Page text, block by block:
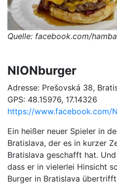
Quelle: facebook.com/
NIONburger
Adresse: Prešovská 38,
GPS: 48.15976, 17.14326
https://www.facebook.com/
Ein heißer neuer Spieler in
Bratislava, der es in kurzer
Bratislava geschafft hat.
dass er in vielerlei Hinsicht
Burger in Bratislava